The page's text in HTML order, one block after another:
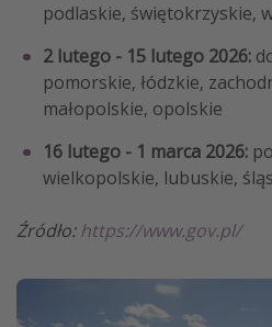
podlaskie, świętokrzyskie,
2 lutego - 15 lutego 2026:
pomorskie, łódzkie,
małopolskie, opolskie
16 lutego - 1 marca 2026:
wielkopolskie, lubuskie,
Źródło:https://www.gov.pl/